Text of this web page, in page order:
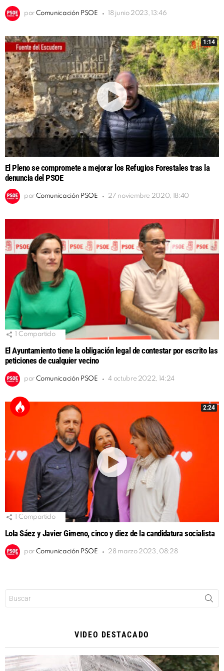
por Comunicación PSOE 18 junio 2023, 13:46
1:14
El Pleno se compromete a mejorar los Refugios Forestales tras la
denuncia del PSOE
por Comunicación PSOE 27 noviembre 2020, 18:40
Compartido
El Ayuntamiento tiene la obligación legal de contestar por escrito las
peticiones de cualquier vecino
por Comunicación PSOE 4 octubre 2022, 14:24
2:24
Compartido
Lola Sáez y Javier Gimeno, cinco y diez de la candidatura socialista
por Comunicación PSOE 28 marzo 2023, 08:28
VIDEO DESTACADO
Reproductor